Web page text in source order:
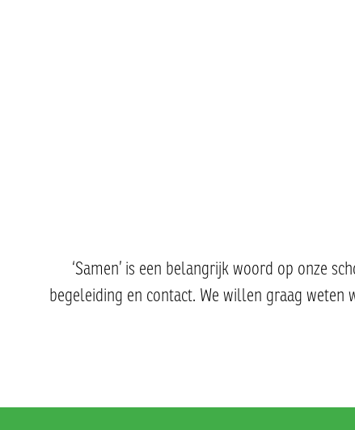
‘Samen’ is een belangrijk woord op onze
begeleiding en contact. We willen graag